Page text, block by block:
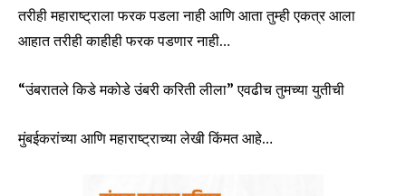
तरीही महाराष्ट्राला फरक पडला नाही आणि आता तुम्ही एकत्र आला
आहात तरीही काहीही फरक पडणार नाही…
“उंबरातले किडे मकोडे उंबरी करिती लीला” एवढीच तुमच्या युतीची
मुंबईकरांच्या आणि महाराष्ट्राच्या लेखी किंमत आहे…